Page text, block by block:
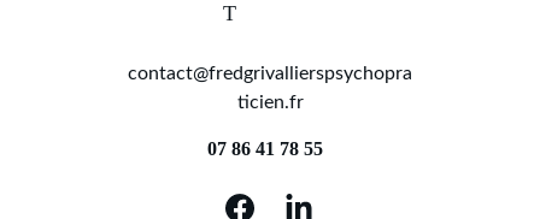
T
07 86 41 78 55
contact@fredgrivallierspsychopra
ticien.fr